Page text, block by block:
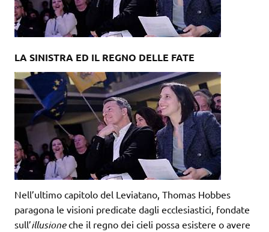
LA SINISTRA ED IL REGNO DELLE FATE
Nell’ultimo capitolo del Leviatano, Thomas Hobbes
paragona le visioni predicate dagli ecclesiastici, fondate
sull’illusioneche il regno dei cieli possa esistere o avere